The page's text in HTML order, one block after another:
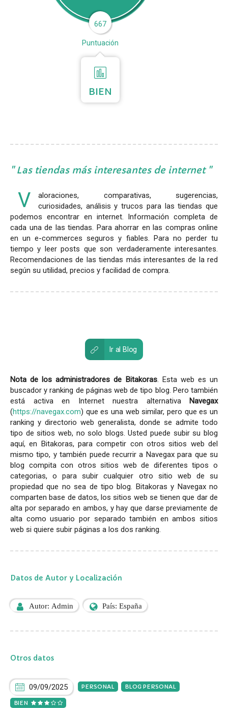
667
Puntuación
BIEN
Las tiendas más interesantes de internet
V
aloraciones, comparativas, sugerencias,
curiosidades, análisis y trucos para las tiendas que
podemos encontrar en internet. Información completa de
cada una de las tiendas. Para ahorrar en las compras online
en un e-commerces seguros y fiables. Para no perder tu
tiempo y leer posts que son verdaderamente interesantes.
Recomendaciones de las tiendas más interesantes de la red
según su utilidad, precios y facilidad de compra.
Ir al Blog
Nota de los administradores de Bitakoras. Esta web es un
buscador y ranking de páginas web de tipo blog. Pero también
está activa en Internet nuestra alternativa Navegax
(https://navegax.com) que es una web similar, pero que es un
ranking y directorio web generalista, donde se admite todo
tipo de sitios web, no solo blogs. Usted puede subir su blog
aquí, en Bitakoras, para competir con otros sitios web del
mismo tipo, y también puede recurrir a Navegax para que su
blog compita con otros sitios web de diferentes tipos o
categorias, o para subir cualquier otro sitio web de su
propiedad que no sea de tipo blog. Bitakoras y Navegax no
comparten base de datos, los sitios web se tienen que dar de
alta por separado en ambos, y hay que darse previamente de
alta como usuario por separado también en ambos sitios
web si quiere subir páginas a los dos ranking.
Datos de Autor y Localización
Autor: Admin País: España
Otros datos
09/09/2025 PERSONAL BLOG PERSONAL
BIEN